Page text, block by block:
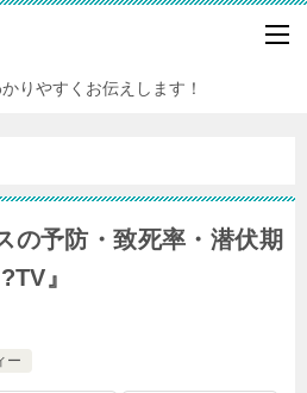
りやすくお伝えします！
の予防・致死率・潜伏期
』
ー